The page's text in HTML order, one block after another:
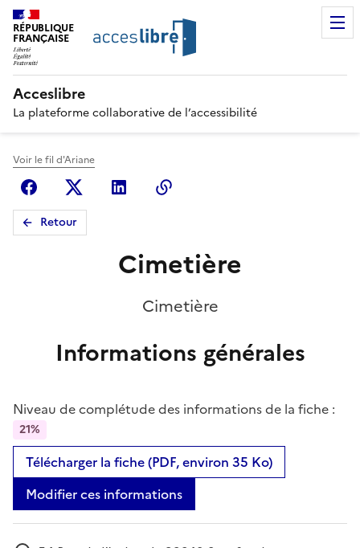
RÉPUBLIQUE
FRANÇAISE
Acceslibre
La plateforme collaborative de l’accessibilité
Voir le fil d'Ariane
FacebookX (anciennement Twitter)
Linkedin
Retour
Cimetière
Cimetière
Informations générales
Niveau de complétude des informations de la fiche :
21%
Télécharger la fiche (PDF, environ 35 Ko)
Modifier ces informations